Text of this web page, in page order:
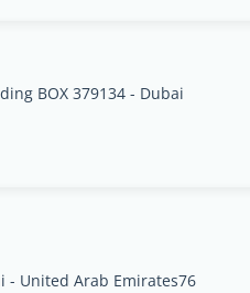
BOX 379134 - Dubai
- United Arab Emirates76